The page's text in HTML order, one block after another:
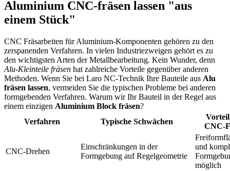
Aluminium CNC-fräsen lassen "aus
einem Stück"
CNC Fräsarbeiten für Aluminium-Komponenten gehören zu den
zerspanenden Verfahren. In vielen Industriezweigen gehört es zu
den wichtigsten Arten der Metallbearbeitung. Kein Wunder, denn
Alu-Kleinteile fräsen hat zahlreiche Vorteile gegenüber anderen
Methoden. Wenn Sie bei Laro NC-Technik Ihre Bauteile aus Alu
fräsen lassen, vermeiden Sie die typischen Probleme bei anderen
formgebenden Verfahren. Warum wir Ihr Bauteil in der Regel aus
einem einzigen Aluminium Block fräsen?
Verfahren
Typische Schwächen
CNC-
CNC-Drehen
Einschränkungen in der
Formgebung auf Regelgeometrie
und
möglich